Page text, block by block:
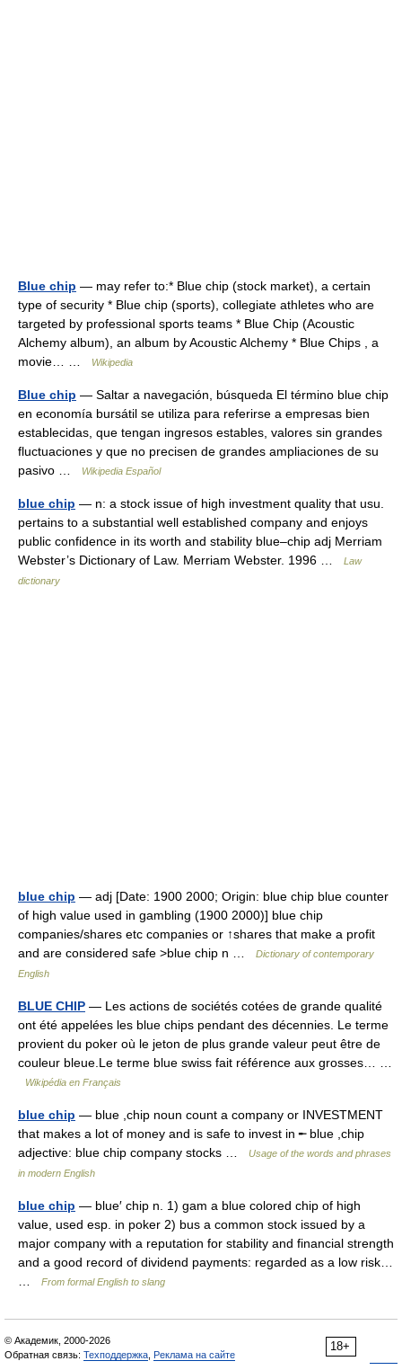
Blue chip — may refer to:* Blue chip (stock market), a certain
type of security * Blue chip (sports), collegiate athletes who are
targeted by professional sports teams * Blue Chip (Acoustic
Alchemy album), an album by Acoustic Alchemy * Blue Chips , a
movie… …
Wikipedia
Blue chip — Saltar a navegación, búsqueda El término blue chip
en economía bursátil se utiliza para referirse a empresas bien
establecidas, que tengan ingresos estables, valores sin grandes
fluctuaciones y que no precisen de grandes ampliaciones de su
pasivo …
Wikipedia Español
blue chip — n: a stock issue of high investment quality that usu.
pertains to a substantial well established company and enjoys
public confidence in its worth and stability blue–chip adj Merriam
Webster’s Dictionary of Law. Merriam Webster. 1996 …
Law
dictionary
blue chip — adj [Date: 1900 2000; Origin: blue chip blue counter
of high value used in gambling (1900 2000)] blue chip
companies/shares etc companies or ↑shares that make a profit
and are considered safe >blue chip n …
Dictionary of contemporary
English
BLUE CHIP — Les actions de sociétés cotées de grande qualité
ont été appelées les blue chips pendant des décennies. Le terme
provient du poker où le jeton de plus grande valeur peut être de
couleur bleue.Le terme blue swiss fait référence aux grosses… …
Wikipédia en Français
blue chip — blue ,chip noun count a company or INVESTMENT
that makes a lot of money and is safe to invest in ╾ blue ,chip
adjective: blue chip company stocks …
Usage of the words and phrases
in modern English
blue chip — blue′ chip n. 1) gam a blue colored chip of high
value, used esp. in poker 2) bus a common stock issued by a
major company with a reputation for stability and financial strength
and a good record of dividend payments: regarded as a low risk…
From formal English to slang
18+
© Академик, 2000-2026
Обратная связь: Техподдержка Реклама на сайте